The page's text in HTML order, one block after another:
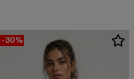
-30%